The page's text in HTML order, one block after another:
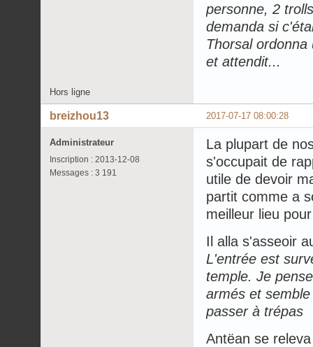
personne, 2
demanda si
Thorsal
et attendit...
Hors ligne
2017-07-17 08:00:28
breizhou13
Administrateur
Inscription : 2013-12-08
Messages : 3 191
La plupart de
s'occupait de
utile de devoir
partit comme a
meilleur lieu
Il alla s'asseoir
L'entrée est
temple. Je
armés et
passer à trépas
Antëan se